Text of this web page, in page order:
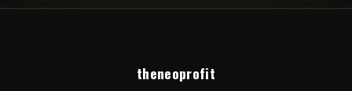
theneoprofit